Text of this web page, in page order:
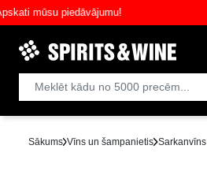
mūsu piedāvājumu!
Sākums Vīns un šampanietis Sarkanvīns